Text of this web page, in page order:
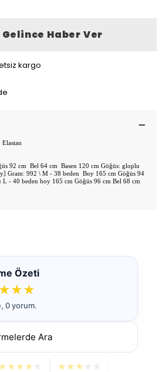
Haber Ver
kargo
92 cm Bel 64 cm Basen 120 cm Göğüs: gloplu
Gram: 992 \ M - 38 beden Boy 165 cm Göğüs 94
L - 40 beden boy 165 cm Göğüs 96 cm Bel 68 cm
Özeti
★★★
0 yorum.
★ ★ ★ ★ ★ ★ ★